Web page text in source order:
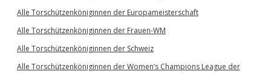
Alle Torschützenköniginnen der Europameisterschaft
Alle Torschützenköniginnen der Frauen-WM
Alle Torschützenköniginnen der Schweiz
Alle Torschützenköniginnen der Women’s Champions League der